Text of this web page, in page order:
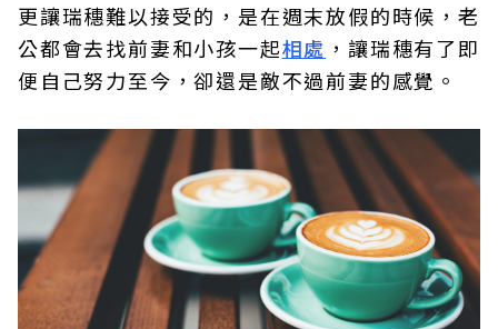
更讓瑞穗難以接受的，是在週末放假的時候，老
公都會去找前妻和小孩一起相處 ，讓瑞穗有了即
便自己努力至今，卻還是敵不過前妻的感覺。